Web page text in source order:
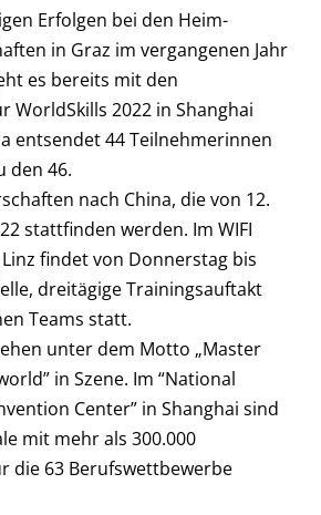
Erfolgen bei den Heim-
in Graz im vergangenen Jahr
es bereits mit den
WorldSkills 2022 in Shanghai
entsendet 44 Teilnehmerinnen
den 46.
nach China, die von 12.
stattfinden werden. Im WIFI
findet von Donnerstag bis
dreitägige Trainingsauftakt
Teams statt.
unter dem Motto „Master
in Szene. Im “National
Center” in Shanghai sind
mit mehr als 300.000
die 63 Berufswettbewerbe